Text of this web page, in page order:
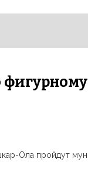
Ола пройдут